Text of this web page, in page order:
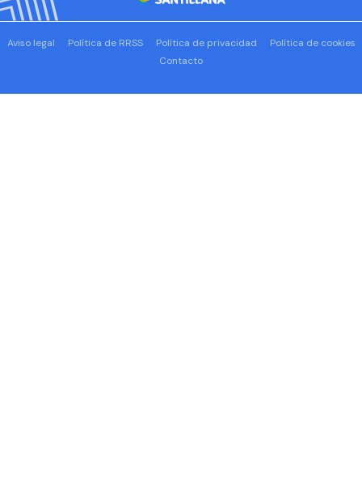
Aviso legal Política de RRSS Política de privacidad
Política de cookies
Contacto